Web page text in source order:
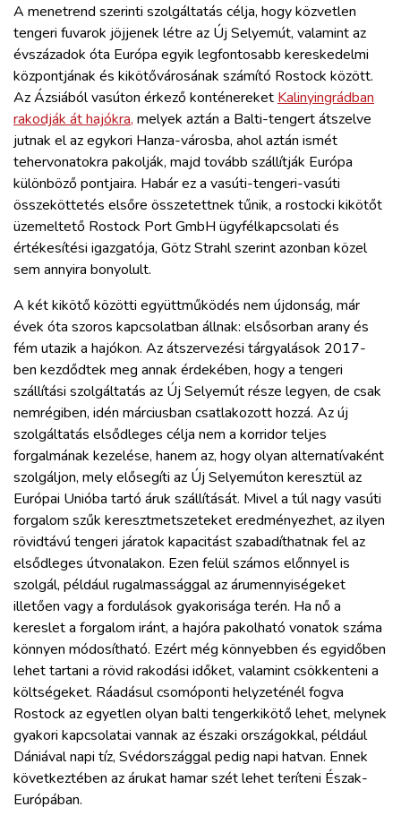
REGISZTRÁCIÓ
A menetrend szerinti szolgáltatás célja, hogy közvetlen
tengeri fuvarok jöjjenek létre az Új Selyemút, valamint az
évszázadok óta Európa egyik legfontosabb kereskedelmi
központjának és kikötővárosának számító Rostock között.
Az Ázsiából vasúton érkező konténereket Kalinyingrádban
rakodják át hajókra, melyek aztán a Balti-tengert átszelve
jutnak el az egykori Hanza-városba, ahol aztán ismét
tehervonatokra pakolják, majd tovább szállítják Európa
különböző pontjaira. Habár ez a vasúti-tengeri-vasúti
összeköttetés elsőre összetettnek tűnik, a rostocki kikötőt
üzemeltető Rostock Port GmbH ügyfélkapcsolati és
értékesítési igazgatója, Götz Strahl szerint azonban közel
sem annyira bonyolult.
A két kikötő közötti együttműködés nem újdonság, már
évek óta szoros kapcsolatban állnak: elsősorban arany és
fém utazik a hajókon. Az átszervezési tárgyalások 2017-
ben kezdődtek meg annak érdekében, hogy a tengeri
szállítási szolgáltatás az Új Selyemút része legyen, de csak
nemrégiben, idén márciusban csatlakozott hozzá. Az új
szolgáltatás elsődleges célja nem a korridor teljes
forgalmának kezelése, hanem az, hogy olyan alternatívaként
szolgáljon, mely elősegíti az Új Selyemúton keresztül az
Európai Unióba tartó áruk szállítását. Mivel a túl nagy vasúti
forgalom szűk keresztmetszeteket eredményezhet, az ilyen
rövidtávú tengeri járatok kapacitást szabadíthatnak fel az
elsődleges útvonalakon. Ezen felül számos előnnyel is
szolgál, például rugalmassággal az árumennyiségeket
illetően vagy a fordulások gyakorisága terén. Ha nő a
kereslet a forgalom iránt, a hajóra pakolható vonatok száma
könnyen módosítható. Ezért még könnyebben és egyidőben
lehet tartani a rövid rakodási időket, valamint csökkenteni a
költségeket. Ráadásul csomóponti helyzeténél fogva
Rostock az egyetlen olyan balti tengerkikötő lehet, melynek
gyakori kapcsolatai vannak az északi országokkal, például
Dániával napi tíz, Svédországgal pedig napi hatvan. Ennek
következtében az árukat hamar szét lehet teríteni Észak-
Európában.